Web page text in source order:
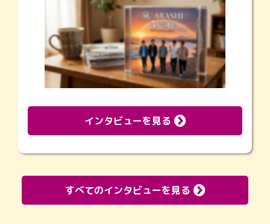
インタビューを見る
すべてのインタビューを見る